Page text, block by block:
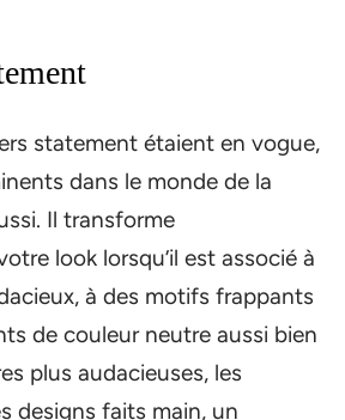
statement étaient en vogue,
dans le monde de la
Il transforme
look lorsqu’il est associé à
à des motifs frappants
de couleur neutre aussi bien
plus audacieuses, les
designs faits main, un